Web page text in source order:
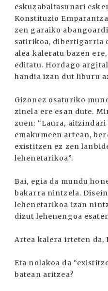
eskuzabaltasunari
Konstituzio
zen garaiko
satirikoa, dibertigarria
alea kaleratu bazen
editatu. Hordago
handia izan dut liburu
Gizonez osaturiko
zinela ere esan dute.
zuen: “Laura,
emakumeen artean,
existitzen ez zen
lehenetarikoa”.
Bai, egia da mundu
bakarra nintzela.
lehenetarikoa izan
dizut lehenengoa
Artea kalera irteten da,
Eta nolakoa da
batean aritzea?